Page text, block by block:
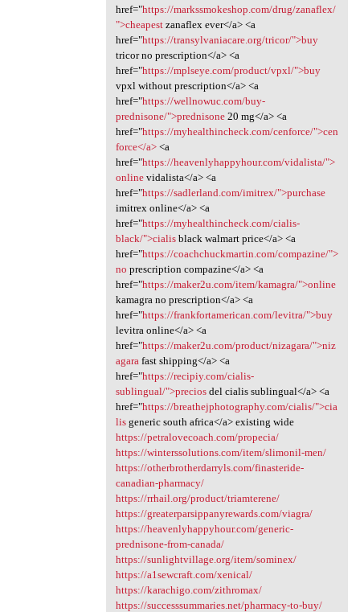
href="https://markssmokeshop.com/drug/zanaflex/
">cheapestzanaflex ever</a> <a
href="https://transylvaniacare.org/tricor/">buy
tricor no prescription</a> <a
href="https://mplseye.com/product/vpxl/">buy
vpxl without prescription</a> <a
href="https://wellnowuc.com/buy-
prednisone/">prednisone20 mg</a> <a
href="https://myhealthincheck.com/cenforce/">cen
force</a><a
href="https://heavenlyhappyhour.com/vidalista/">
onlinevidalista</a> <a
href="https://sadlerland.com/imitrex/">purchase
imitrex online</a> <a
href="https://myhealthincheck.com/cialis-
black/">cialisblack walmart price</a> <a
href="https://coachchuckmartin.com/compazine/">
no prescription compazine</a> <a
href="https://maker2u.com/item/kamagra/">online
kamagra no prescription</a> <a
href="https://frankfortamerican.com/levitra/">buy
levitra online</a> <a
href="https://maker2u.com/product/nizagara/">niz
agara fast shipping</a> <a
href="https://recipiy.com/cialis-
sublingual/">preciosdel cialis sublingual</a> <a
href="https://breathejphotography.com/cialis/">cia
lisgeneric south africa</a> existing wide
https://petralovecoach.com/propecia/
https://winterssolutions.com/item/slimonil-men/
https://otherbrotherdarryls.com/finasteride-
canadian-pharmacy/
https://rrhail.org/product/triamterene/
https://greaterparsippanyrewards.com/viagra/
https://heavenlyhappyhour.com/generic-
prednisone-from-canada/
https://sunlightvillage.org/item/sominex/
https://a1sewcraft.com/xenical/
https://karachigo.com/zithromax/
https://successsummaries.net/pharmacy-to-buy/